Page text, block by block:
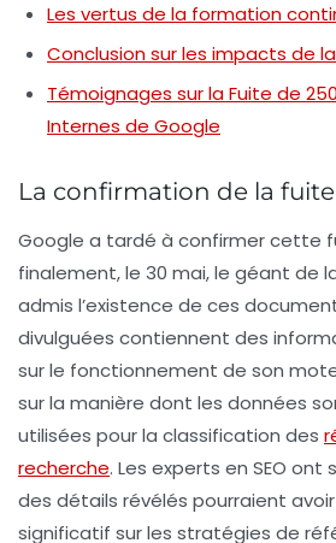
Les vertus de la formation
Conclusion sur les impacts de
Témoignages sur la Fuite de
Internes de Google
La confirmation de la
Google a tardé à confirmer cette
finalement, le 30 mai, le géant de
admis l’existence de ces
divulguées contiennent des
sur le fonctionnement de son
sur la manière dont les données
utilisées pour la classification des
recherche. Les experts en SEO
des détails révélés pourraient
significatif sur les stratégies de